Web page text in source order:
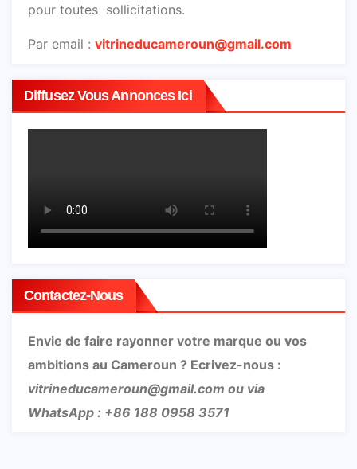
pour toutes sollicitations.
Par email : vitrineducameroun@gmail.com
Diffusez Vous Annonces Ici
Contactez-Nous
Envie de faire rayonner votre marque ou vos
ambitions au Cameroun ? Ecrivez-nous :
vitrineducameroun@gmail.com ou via
WhatsApp : +86 188 0958 3571